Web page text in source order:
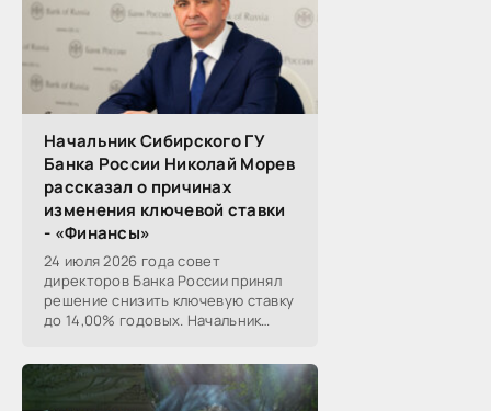
Начальник Сибирского ГУ
Банка России Николай Морев
рассказал о причинах
изменения ключевой ставки
- «Финансы»
24 июля 2026 года совет
директоров Банка России принял
решение снизить ключевую ставку
до 14,00% годовых. Начальник
Николай Морев
прокомментировал...